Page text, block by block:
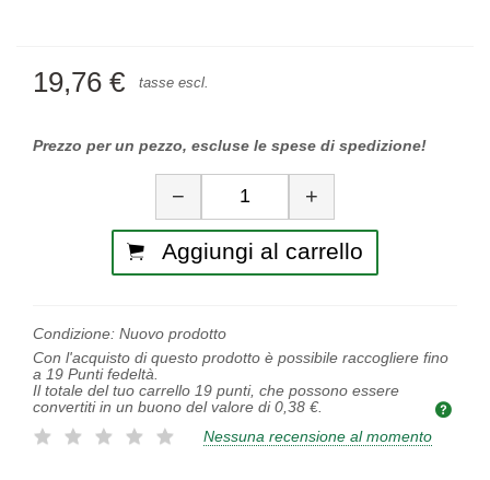
19,76 € tasse escl.
Prezzo per un pezzo, escluse le spese di spedizione!
Quantità
− +
Aggiungi al carrello
Condizione: Nuovo prodotto
Con l'acquisto di questo prodotto è possibile raccogliere fino
a 19 Punti fedeltà.
Il totale del tuo carrello 19 punti, che possono essere
convertiti in un buono del valore di 0,38 €.
Nessuna recensione al momento